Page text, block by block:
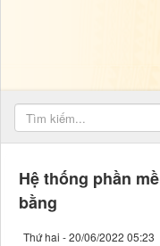
Hệ thống phần
bằng
Thứ hai - 20/06/2022 05:23